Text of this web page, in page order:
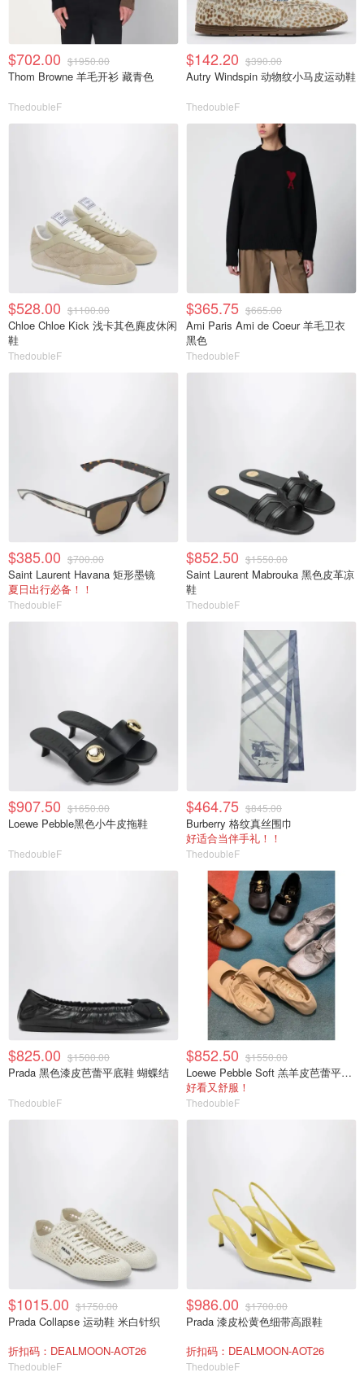
$702.00 $1950.00
Thom Browne 羊毛开衫 藏青色
ThedoubleF
$142.20 $390.00
Autry Windspin 动物纹小马皮运动鞋
ThedoubleF
$528.00 $1100.00
Chloe Chloe Kick 浅卡其色麂皮休闲
鞋
ThedoubleF
$365.75 $665.00
Ami Paris Ami de Coeur 羊毛卫衣
黑色
ThedoubleF
$385.00 $700.00
Saint Laurent Havana 矩形墨镜
夏日出行必备！！
ThedoubleF
$852.50 $1550.00
Saint Laurent Mabrouka 黑色皮革凉
鞋
ThedoubleF
$907.50 $1650.00
Loewe Pebble黑色小牛皮拖鞋
ThedoubleF
$464.75 $845.00
Burberry 格纹真丝围巾
好适合当伴手礼！！
ThedoubleF
$825.00 $1500.00
Prada 黑色漆皮芭蕾平底鞋 蝴蝶结
ThedoubleF
$852.50 $1550.00
Loewe Pebble Soft 羔羊皮芭蕾平底鞋
好看又舒服！
ThedoubleF
$1015.00 $1750.00
Prada Collapse 运动鞋 米白针织
折扣码：DEALMOON-AOT26
ThedoubleF
$986.00 $1700.00
Prada 漆皮松黄色细带高跟鞋
折扣码：DEALMOON-AOT26
ThedoubleF